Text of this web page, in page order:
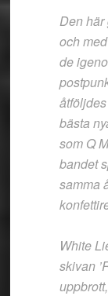
Den här
och
de
bästa
som Q
bandet
samma
White
skivan